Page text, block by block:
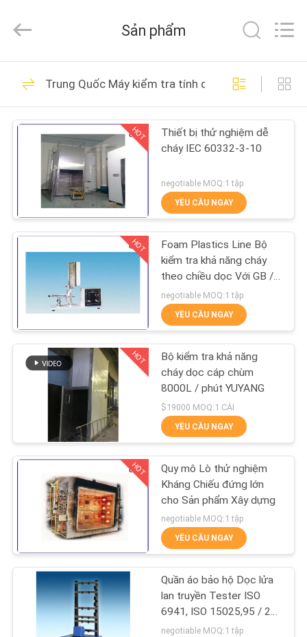
TRANG
CHỦ
PHẨM
HƯỚNG
DẪN
VỀ
CHÚNG
TÔI
QUAN
NHÀ
HỆ
CHÚNG
2026
DONGGUAN
CO.,
Thiết bị kiểm tra khả
năng cháy
343
Máy kiểm tra tính dễ
cháy theo chiều dọc
23
Bộ kiểm tra khả
năng cháy ngang
Thiết bị kiểm tra lửa
Sản phẩm
Trung Quốc Máy kiểm tra tính dễ cháy theo chiều
HOT
Thiết bị thử nghiệm dễ
cháy IEC 60332-3-10
negotiable MOQ:1 tập
YÊU CẦU NGAY
HOT
Foam Plastics Line Bộ
kiểm tra khả năng cháy
theo chiều dọc Với GB /
T 8333 tiêu chuẩn
negotiable MOQ:1 tập
YÊU CẦU NGAY
HOT
Bộ kiểm tra khả năng
cháy dọc cáp chùm
8000L / phút YUYANG
$19000 MOQ:1 CÁI
YÊU CẦU NGAY
HOT
Quy mô Lò thử nghiệm
Kháng Chiếu đứng lớn
cho Sản phẩm Xây dựng
negotiable MOQ:1 tập
YÊU CẦU NGAY
Quần áo bảo hộ Dọc lửa
lan truyền Tester ISO
6941, ISO 15025,95 / 28
/ EC
negotiable MOQ:1 tập